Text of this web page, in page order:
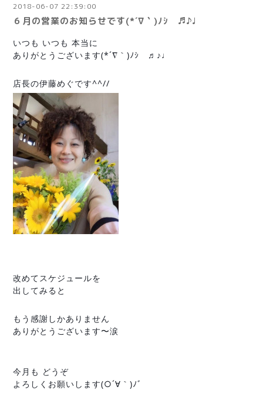
2018-06-07 22:39:00
６月の営業のお知らせです(*´∇｀)ﾉｼ ♬♪♩
いつも いつも 本当に
ありがとうございます(*´∇｀)ﾉｼ ♬♪♩
店長の伊藤めぐです^^//
改めてスケジュールを
出してみると
もう感謝しかありません
ありがとうございます〜涙
今月も どうぞ
よろしくお願いします(○´∀｀)ﾉﾞ